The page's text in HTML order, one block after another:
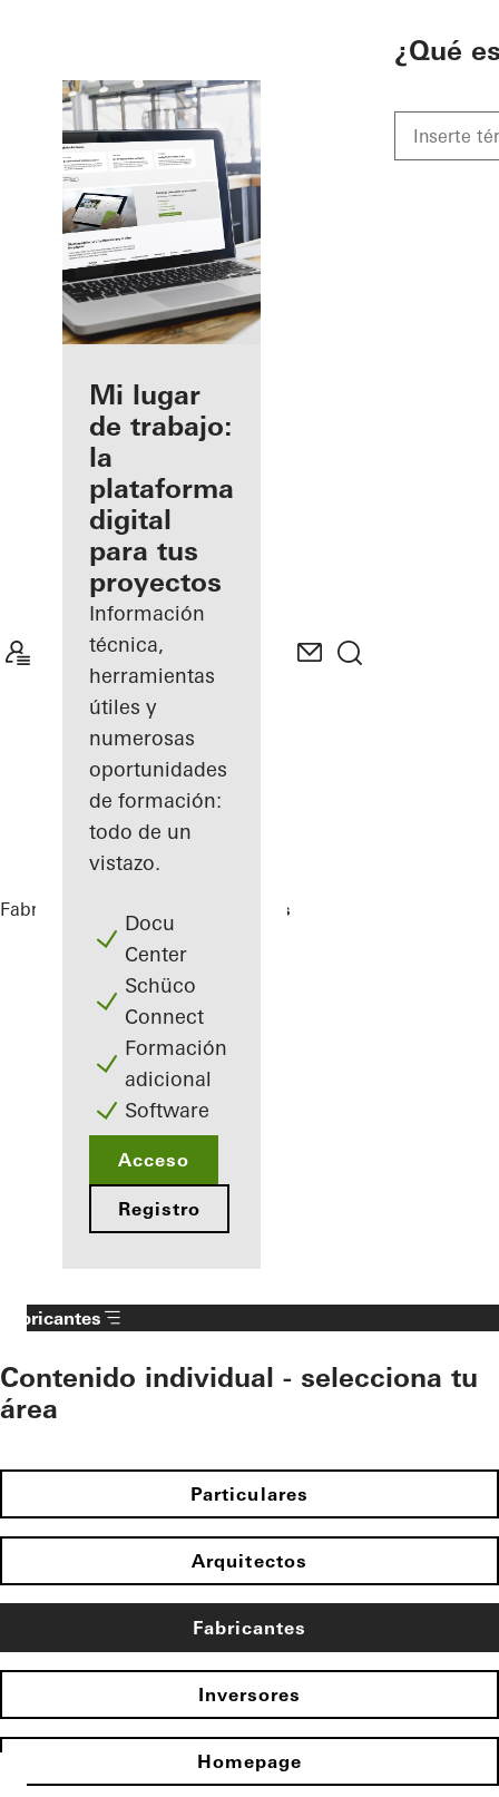
Beneficios
como
fabricante
registrado
Descubre
mi área
de
trabajo
Mi lugar
de trabajo:
la
plataforma
digital
para tus
proyectos
Información
técnica,
herramientas
útiles y
numerosas
oportunidades
de formación:
todo de un
vistazo.
Docu
Center
Schüco
Connect
Formación
adicional
Software
Acceso
Registro
¿Qué
Fabricantes Highlights
Fabricantes
Contenido individual - selecciona tu
área
Particulares
Arquitectos
Fabricantes
Inversores
Homepage